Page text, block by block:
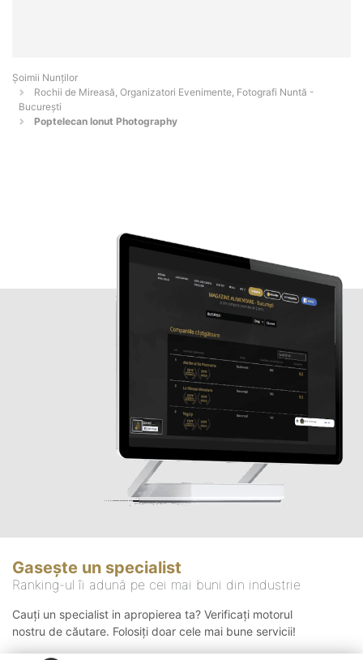
Șoimii Nunților
Rochii de Mireasă, Organizatori Evenimente, Fotografi Nuntă -
Bucureşti
Poptelecan Ionut Photography
Gasește un specialist
Ranking-ul îi adună pe cei mai buni din industrie
Cauți un specialist in apropierea ta? Verificați motorul
nostru de căutare. Folosiți doar cele mai bune servicii!